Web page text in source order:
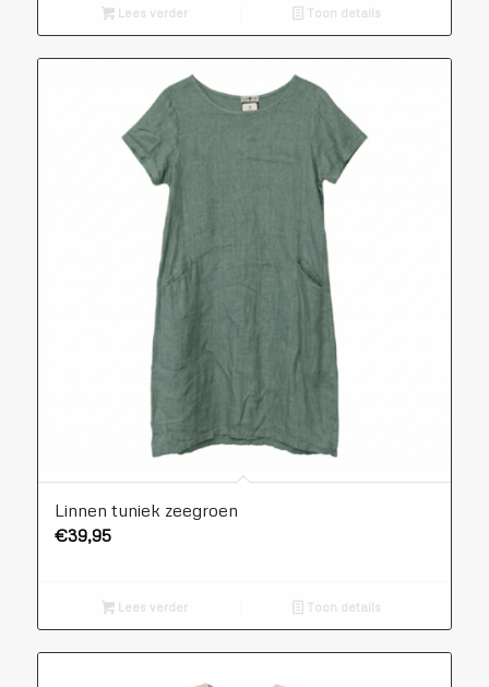
Lees verder Toon details
Linnen tuniek zeegroen
€39,95
Lees verder Toon details